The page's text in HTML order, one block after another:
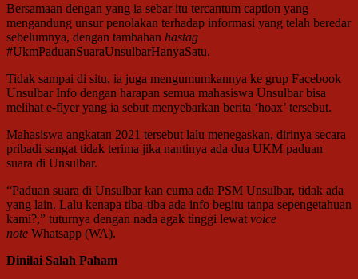
Bersamaan dengan yang ia sebar itu tercantum caption yang
mengandung unsur penolakan terhadap informasi yang telah beredar
sebelumnya, dengan tambahan hastag
#UkmPaduanSuaraUnsulbarHanyaSatu.
Tidak sampai di situ, ia juga mengumumkannya ke grup Facebook
Unsulbar Info dengan harapan semua mahasiswa Unsulbar bisa
melihat e-flyer yang ia sebut menyebarkan berita ‘hoax’ tersebut.
Mahasiswa angkatan 2021 tersebut lalu menegaskan, dirinya secara
pribadi sangat tidak terima jika nantinya ada dua UKM paduan
suara di Unsulbar.
“Paduan suara di Unsulbar kan cuma ada PSM Unsulbar, tidak ada
yang lain. Lalu kenapa tiba-tiba ada info begitu tanpa sepengetahuan
kami?,” tuturnya dengan nada agak tinggi lewat voice
note Whatsapp (WA).
Dinilai Salah Paham